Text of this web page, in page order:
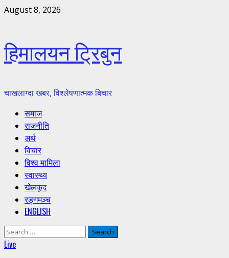
Skip
August 8, 2026
हिमालयन ट्रिबुन
चाखलाग्दा खबर, विश्लेषणात्मक बिचार
Primary
Menu
समाज
राजनीति
अर्थ
विचार
विश्व मामिला
स्वास्थ्य
खेलकूद
रङ्गमञ्च
ENGLISH
Search
for:
Live